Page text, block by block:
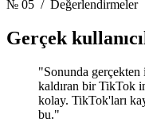
№ 05 / Değerlendirmeler
Gerçek
"Sonunda gerçekten
kaldıran bir TikTok
kolay. TikTok'ları
bu."